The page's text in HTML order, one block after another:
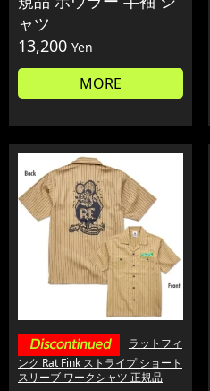
ャツ
13,200 Yen
MORE
ラットフィ
ンク Rat Fink ストライプ ショート
スリーブ ワークシャツ 正規品